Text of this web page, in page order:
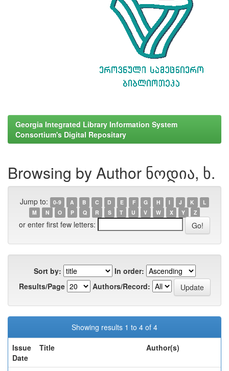
Georgia Integrated Library Information System
Consortium's Digital Repositary
Browsing by Author ნოდია, ხ.
Jump to: 0-9 A B C D E F G H I J K
L
M
N O P Q R S T U V W X Y Z
or enter first few letters:
Sort by:
In order:
Results/Page
Authors/Record:
Showing results 1 to 4 of 4
Issue
Date
Title Author(s)